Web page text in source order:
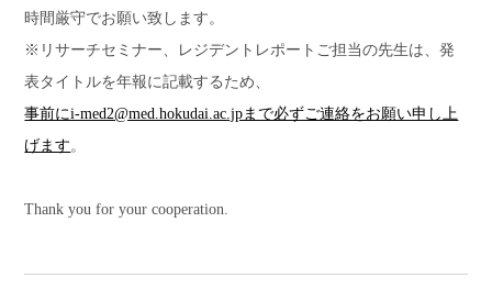
時間厳守でお願い致します。
※リサーチセミナー、レジデントレポートご担当の先生は、発
表タイトルを年報に記載するため、
事前にi-med2@med.hokudai.ac.jpまで必ずご連絡をお願い申し上
げます 。
Thank you for your cooperation.